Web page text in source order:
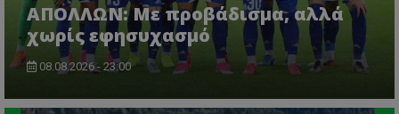
ΑΠΟΛΛΩΝ: Με προβάδισμα, αλλά
χωρίς εφησυχασμό
08.08.2026 - 23:00